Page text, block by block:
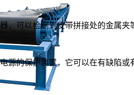
，可以检测到皮带拼接处的金属
源的保护装置，它可以在有缺陷